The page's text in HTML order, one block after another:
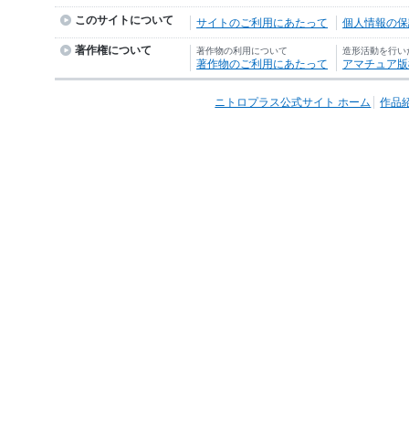
このサイトについて サイトのご利用にあたって 個人情報の
著作権について 著作物の利用について
著作物のご利用にあたって
造形活動を行い
アマチュア
ニトロプラス公式サイト ホーム 作品